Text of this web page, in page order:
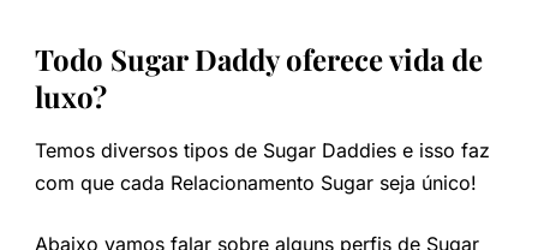
Todo Sugar Daddy oferece vida de
luxo?
Temos diversos tipos de Sugar Daddies e isso faz
com que cada Relacionamento Sugar seja único!
Abaixo vamos falar sobre alguns perfis de Sugar